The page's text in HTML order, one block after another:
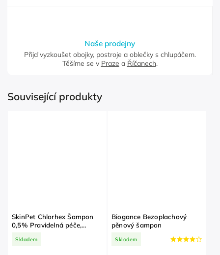
Naše prodejny
Přijď vyzkoušet obojky, postroje a oblečky s chlupáčem.
Těšíme se v Praze a Říčanech.
Související produkty
SkinPet Chlorhex Šampon
0,5% Pravidelná péče,
pokožku a srst, prevence
Skladem
Biogance Bezoplachový
pěnový šampon
Skladem